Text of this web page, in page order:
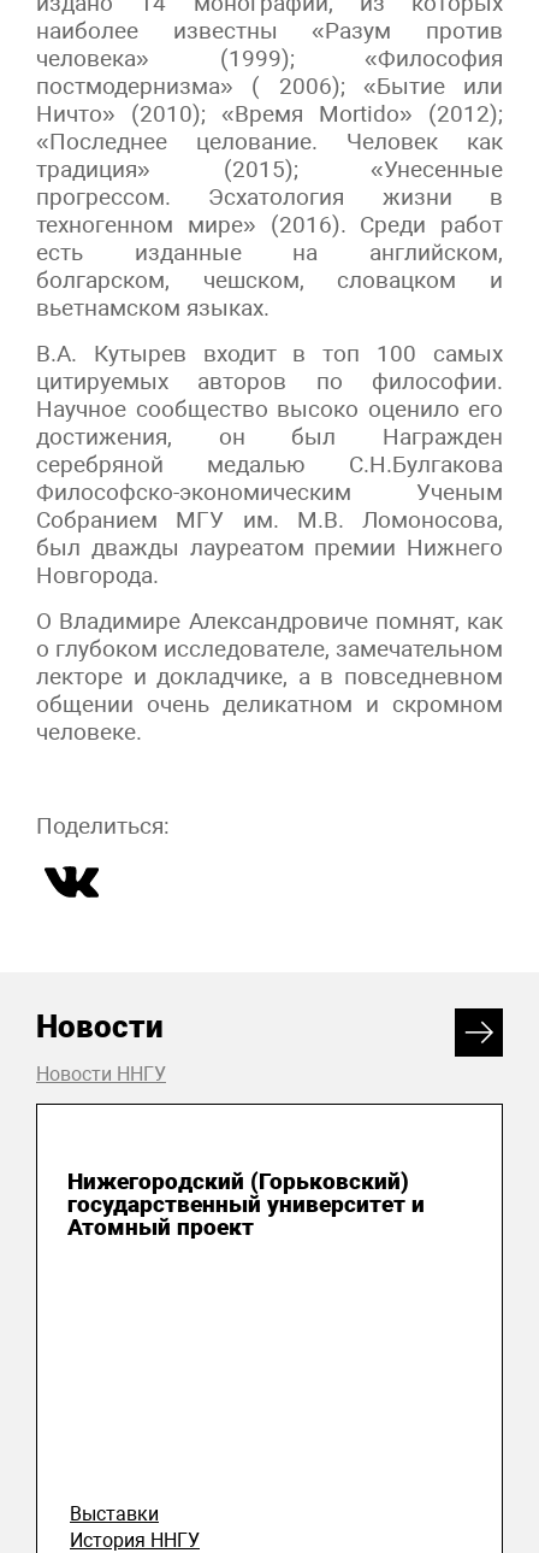
наиболее известны «Разум против
человека» (1999); «Философия
постмодернизма» ( 2006); «Бытие или
Ничто» (2010); «Время Mortido» (2012);
«Последнее целование. Человек как
традиция» (2015); «Унесенные
прогрессом. Эсхатология жизни в
техногенном мире» (2016). Среди работ
есть изданные на английском,
болгарском, чешском, словацком и
вьетнамском языках.
В.А. Кутырев входит в топ 100 самых
цитируемых авторов по философии.
Научное сообщество высоко оценило его
достижения, он был Награжден
серебряной медалью С.Н.Булгакова
Философско-экономическим Ученым
Собранием МГУ им. М.В. Ломоносова,
был дважды лауреатом премии Нижнего
Новгорода.
О Владимире Александровиче помнят, как
о глубоком исследователе, замечательном
лекторе и докладчике, а в повседневном
общении очень деликатном и скромном
человеке.
Поделиться:
Новости
Новости ННГУ
Нижегородский (Горьковский)
государственный университет и
Атомный проект
Выставки
История ННГУ